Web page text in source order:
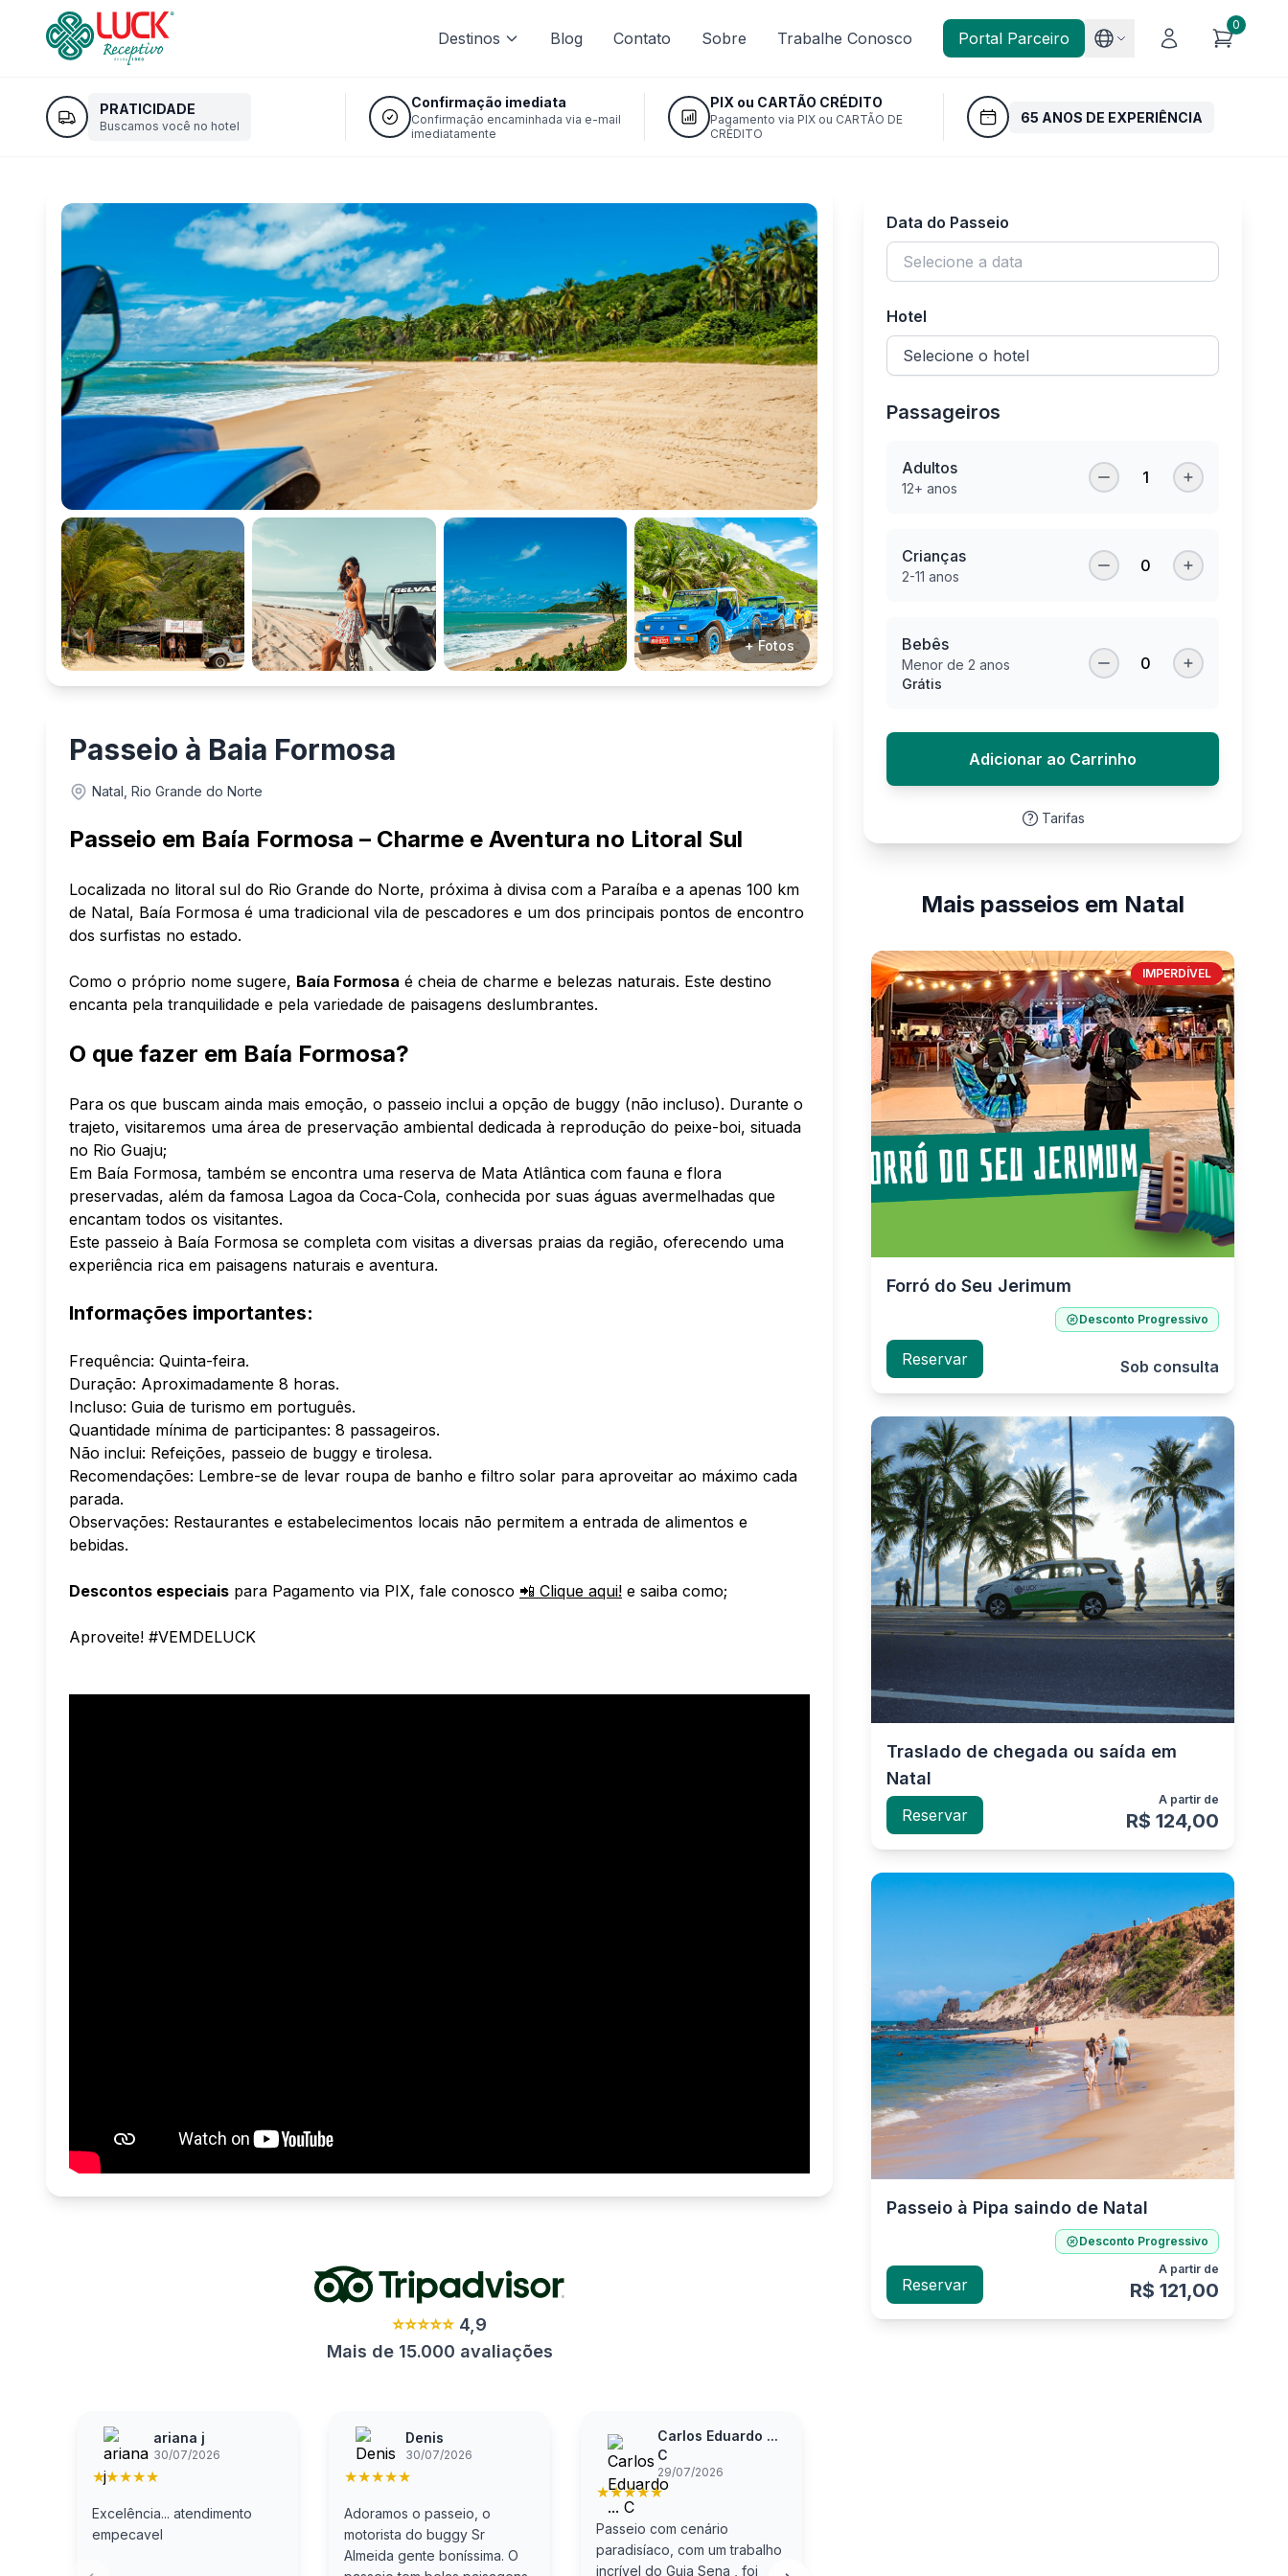
Destinos Blog Contato Sobre Trabalhe Conosco Portal Parceiro
0
PRATICIDADE
Buscamos você no hotel
Confirmação imediata
Confirmação encaminhada via e-mail
imediatamente
PIX ou CARTÃO CRÉDITO
Pagamento via PIX ou CARTÃO DE
CRÉDITO
65 ANOS DE EXPERIÊNCIA
+ Fotos
Passeio à Baia Formosa
Natal, Rio Grande do Norte
Passeio em Baía Formosa – Charme e Aventura no Litoral Sul
Localizada no litoral sul do Rio Grande do Norte, próxima à divisa com a Paraíba e a apenas 100 km
de Natal, Baía Formosa é uma tradicional vila de pescadores e um dos principais pontos de encontro
dos surfistas no estado.
Como o próprio nome sugere, Baía Formosa é cheia de charme e belezas naturais. Este destino
encanta pela tranquilidade e pela variedade de paisagens deslumbrantes.
O que fazer em Baía Formosa?
Para os que buscam ainda mais emoção, o passeio inclui a opção de buggy (não incluso). Durante o
trajeto, visitaremos uma área de preservação ambiental dedicada à reprodução do peixe-boi, situada
no Rio Guaju;
Em Baía Formosa, também se encontra uma reserva de Mata Atlântica com fauna e flora
preservadas, além da famosa Lagoa da Coca-Cola, conhecida por suas águas avermelhadas que
encantam todos os visitantes.
Este passeio à Baía Formosa se completa com visitas a diversas praias da região, oferecendo uma
experiência rica em paisagens naturais e aventura.
Informações importantes:
Frequência: Quinta-feira.
Duração: Aproximadamente 8 horas.
Incluso: Guia de turismo em português.
Quantidade mínima de participantes: 8 passageiros.
Não inclui: Refeições, passeio de buggy e tirolesa.
Recomendações: Lembre-se de levar roupa de banho e filtro solar para aproveitar ao máximo cada
parada.
Observações: Restaurantes e estabelecimentos locais não permitem a entrada de alimentos e
bebidas.
Descontos especiais para Pagamento via PIX, fale conosco 📲 Clique aqui! e saiba como;
Aproveite! #VEMDELUCK
⭐⭐⭐⭐⭐ 4,9
Mais de 15.000 avaliações
ariana j
30/07/2026
★★★★★
Excelência... atendimento
empecavel
Denis
30/07/2026
★★★★★
Adoramos o passeio, o
motorista do buggy Sr
Almeida gente boníssima. O
Carlos Eduardo ...
C
29/07/2026
★★★★★
Passeio com cenário
paradisíaco, com um trabalho
incrível do Guia Sena , foi
Data do Passeio
Hotel
Passageiros
Adultos
12+ anos
1
Crianças
2-11 anos
0
Bebês
Menor de 2 anos
Grátis
0
Adicionar ao Carrinho
Tarifas
Mais passeios em Natal
IMPERDÍVEL
Forró do Seu Jerimum
Desconto Progressivo
Reservar Sob consulta
Traslado de chegada ou saída em
Natal
Reservar
A partir de
R$ 124,00
Passeio à Pipa saindo de Natal
Desconto Progressivo
Reservar
A partir de
R$ 121,00